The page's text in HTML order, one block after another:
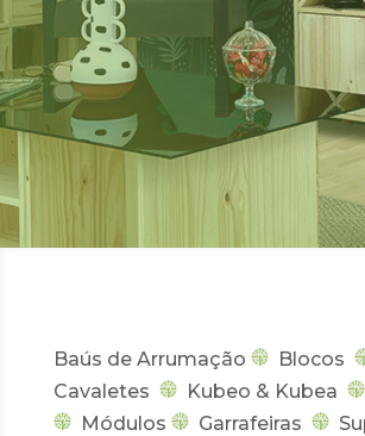
Baús de Arrumação Blocos
Cavaletes
Kubeo & Kubea
Módulos
Garrafeiras